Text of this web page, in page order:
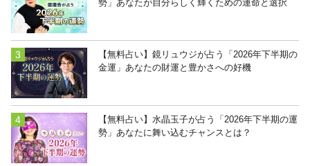
勢」あなたが自分らしく輝くための運命と選択
【無料占い】鏡リュウジが占う「2026年下半期の
金運」あなたの財運と豊かさへの好機
【無料占い】水晶玉子が占う「2026年下半期の運
勢」あなたに舞い込むチャンスとは？